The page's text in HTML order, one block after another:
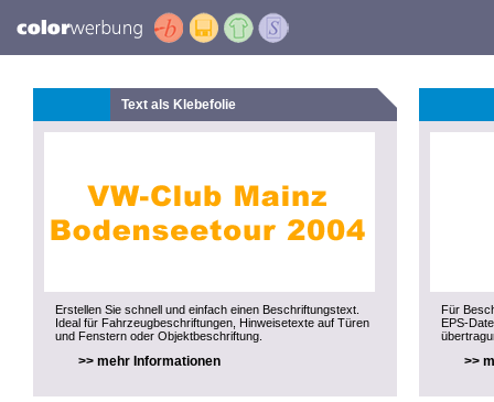
Text als Klebefolie
Erstellen Sie schnell und einfach einen Beschriftungstext.
Ideal für Fahrzeugbeschriftungen, Hinweisetexte auf Türen
und Fenstern oder Objektbeschriftung.
>> mehr Informationen
Für
EPS-
>>